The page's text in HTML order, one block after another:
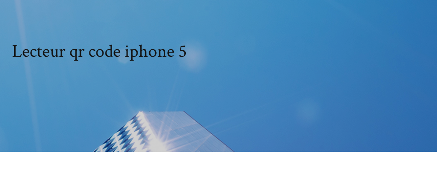
Lecteur qr code iphone 5